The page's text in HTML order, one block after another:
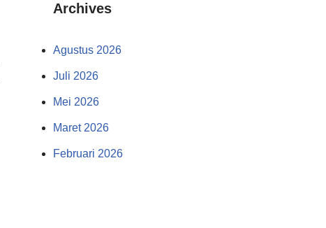
Archives
Agustus 2026
Juli 2026
Mei 2026
Maret 2026
Februari 2026